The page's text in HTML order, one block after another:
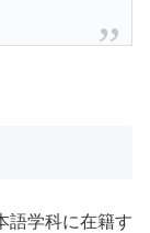
語学科に在籍す